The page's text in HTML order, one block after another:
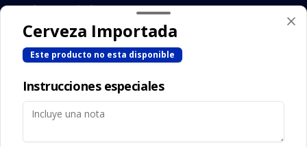
Redes sociales
Instagram
Facebook
Mi cuenta
Cerveza Importada
Este producto no esta disponible
Instrucciones especiales